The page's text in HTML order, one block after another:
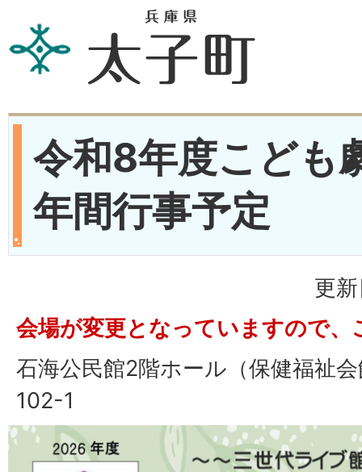
令和8年度こども
年間行事予定
更
会場が変更となっていますので、
石海公民館2階ホール（保健福祉
102-1